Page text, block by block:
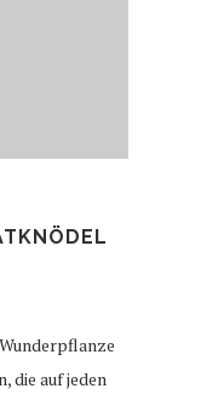
die auf jeden